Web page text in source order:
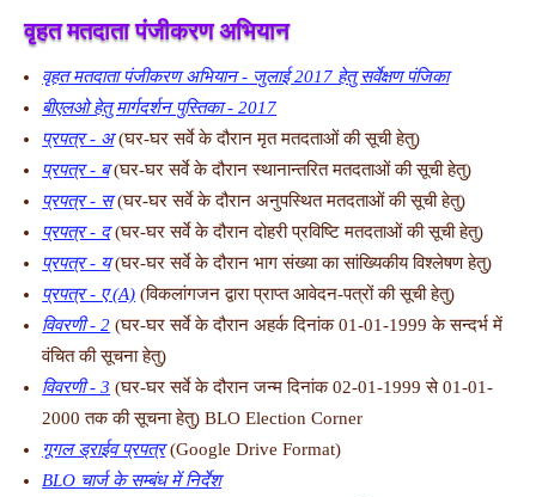
वृहत मतदाता पंजीकरण अभियान
वृहतमतदाता पंजीकरण अभियान - जुलाई 2017 हेतु सर्वेक्षण पंजिका
बीएलओ हेतु मार्गदर्शन पुस्तिका - 2017
प्रपत्र - अ(घर-घर सर्वे के दौरान मृत मतदताओं की सूची हेतु)
प्रपत्र - ब(घर-घर सर्वे के दौरान स्थानान्तरित मतदताओं की सूची हेतु)
प्रपत्र - स(घर-घर सर्वे के दौरान अनुपस्थित मतदताओं की सूची हेतु)
प्रपत्र - द(घर-घर सर्वे के दौरान दोहरी प्रविष्टि मतदताओं की सूची हेतु)
प्रपत्र - य(घर-घर सर्वे के दौरान भाग संख्या का सांख्यिकीय विश्लेषण हेतु)
प्रपत्र - ए (A) (विकलांगजन द्वारा प्राप्त आवेदन-पत्रों की सूची हेतु)
विवरणी - 2 (घर-घर सर्वे के दौरान अहर्क दिनांक 01-01-1999 के सन्दर्भ में
वंचित की सूचना हेतु)
विवरणी - 3 (घर-घर सर्वे के दौरान जन्म दिनांक 02-01-1999 से 01-01-
2000 तक की सूचना हेतु) BLO Election Corner
गूगल ड्राईव प्रपत्र(Google Drive Format)
BLO चार्ज के सम्बंध में निर्देश